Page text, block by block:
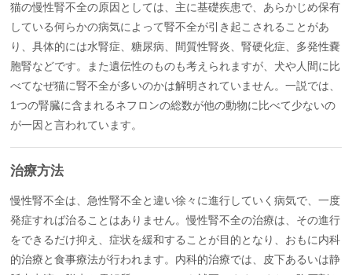
猫の慢性腎不全の原因としては、主に基礎疾患で、あらかじめ保有
している何らかの病気によって腎不全が引き起こされることがあ
り、具体的には水腎症、糖尿病、間質性腎炎、腎硬化症、多発性嚢
胞腎などです。また遺伝性のものも考えられますが、犬や人間に比
べてなぜ猫に腎不全が多いのかは解明されていません。一説では、
1つの腎臓に含まれるネフロンの総数が他の動物に比べて少ないの
が一因と言われています。
治療方法
慢性腎不全は、急性腎不全と違い徐々に進行していく病気で、一度
発症すれば治ることはありません。慢性腎不全の治療は、その進行
をできるだけ抑え、症状を緩和することが目的となり、おもに内科
的治療と食事療法が行われます。内科的治療では、皮下あるいは静